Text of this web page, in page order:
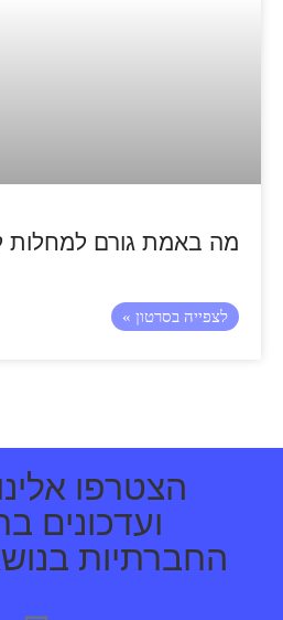
מה באמת גורם למחלות
לצפייה בסרטון »
הצטרפו
ועדכונים
החברתיות